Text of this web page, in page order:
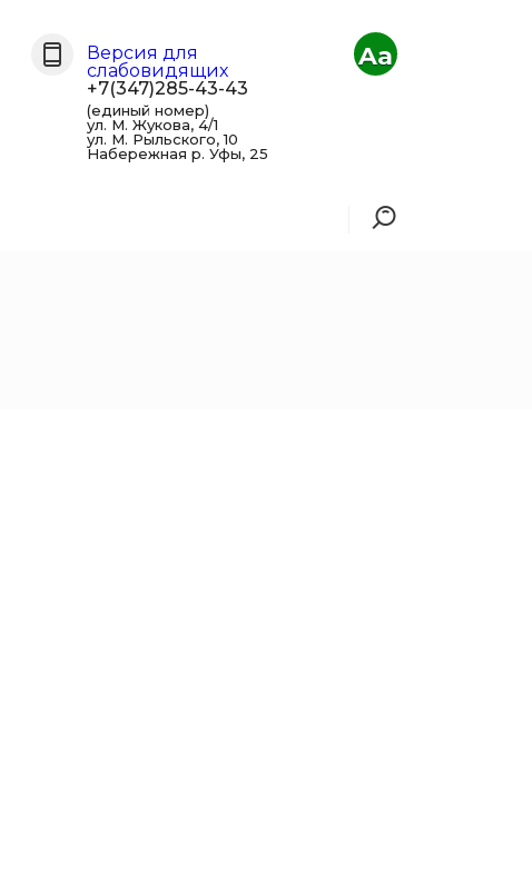
Версия для
слабовидящих
+7(347)285-43-43
(единый номер)
ул. М. Жукова, 4/1
ул. М. Рыльского, 10
Набережная р. Уфы, 25
Aa